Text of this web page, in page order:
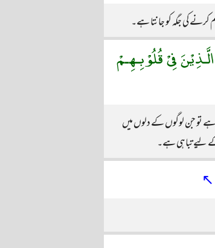
کرنے کی جگہ کو جانتا ہے۔
فِىْ قُلُوْبِـهِـمْ
ہے تو جن لوگوں کے دلوں میں
لیے تباہی ہے۔
↖